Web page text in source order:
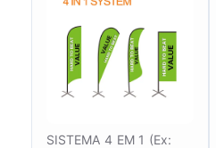
SISTEMA 4 EM 1 (Ex: